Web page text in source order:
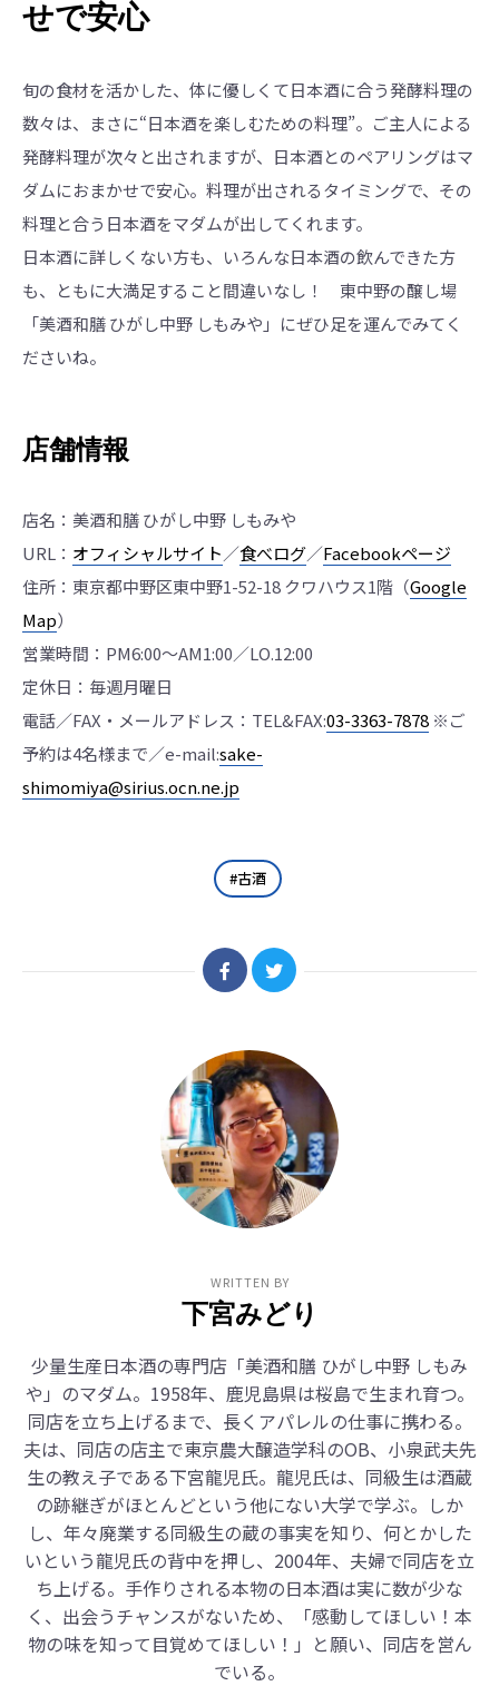
せで安心
旬の食材を活かした、体に優しくて日本酒に合う発酵料理の
数々は、まさに“日本酒を楽しむための料理”。ご主人による
発酵料理が次々と出されますが、日本酒とのペアリングはマ
ダムにおまかせで安心。料理が出されるタイミングで、その
料理と合う日本酒をマダムが出してくれます。
日本酒に詳しくない方も、いろんな日本酒の飲んできた方
も、ともに大満足すること間違いなし！ 東中野の醸し場
「美酒和膳 ひがし中野 しもみや」にぜひ足を運んでみてく
ださいね。
店舗情報
店名：美酒和膳 ひがし中野 しもみや
URL： オフィシャルサイト／食べログ／Facebookページ
住所：東京都中野区東中野1-52-18 クワハウス1階（Google
Map）
営業時間：PM6:00～AM1:00／LO.12:00
定休日：毎週月曜日
電話／FAX・メールアドレス：TEL&FAX:03-3363-7878 ※ご
予約は4名様まで／e-mail:sake-
shimomiya@sirius.ocn.ne.jp
古酒
WRITTEN BY
下宮みどり
少量生産日本酒の専門店「美酒和膳 ひがし中野 しもみ
や」のマダム。1958年、鹿児島県は桜島で生まれ育つ。
同店を立ち上げるまで、長くアパレルの仕事に携わる。
夫は、同店の店主で東京農大醸造学科のOB、小泉武夫先
生の教え子である下宮龍児氏。龍児氏は、同級生は酒蔵
の跡継ぎがほとんどという他にない大学で学ぶ。しか
し、年々廃業する同級生の蔵の事実を知り、何とかした
いという龍児氏の背中を押し、2004年、夫婦で同店を立
ち上げる。手作りされる本物の日本酒は実に数が少な
く、出会うチャンスがないため、「感動してほしい！本
物の味を知って目覚めてほしい！」と願い、同店を営ん
でいる。